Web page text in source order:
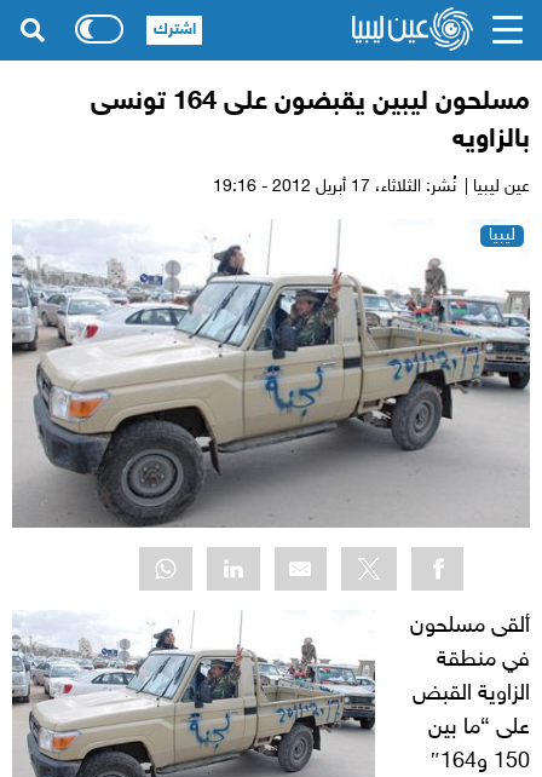
مسلحون ليبين يقبضون على 164 تونسى
بالزاويه
عين ليبيا | نُشر: الثلاثاء،
ليبيا
ألقى مسلحون
في منطقة
الزاوية القبض
على “ما بين
150 و164″
اشترك